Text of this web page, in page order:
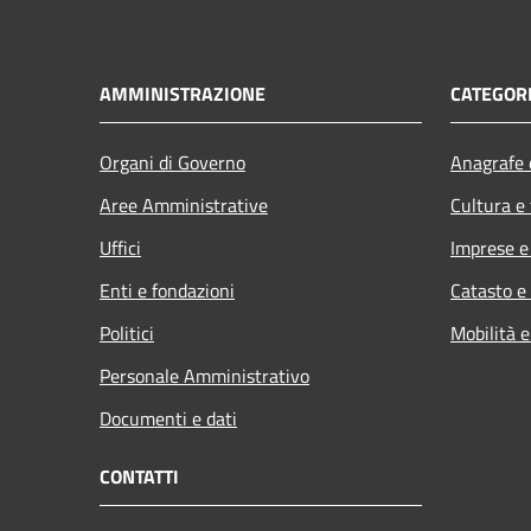
AMMINISTRAZIONE
Organi di Governo
Aree Amministrative
Uffici
Enti e fondazioni
Politici
Personale Amministrativo
Documenti e dati
Cultura
Imprese
Catasto
Mobilità
CONTATTI